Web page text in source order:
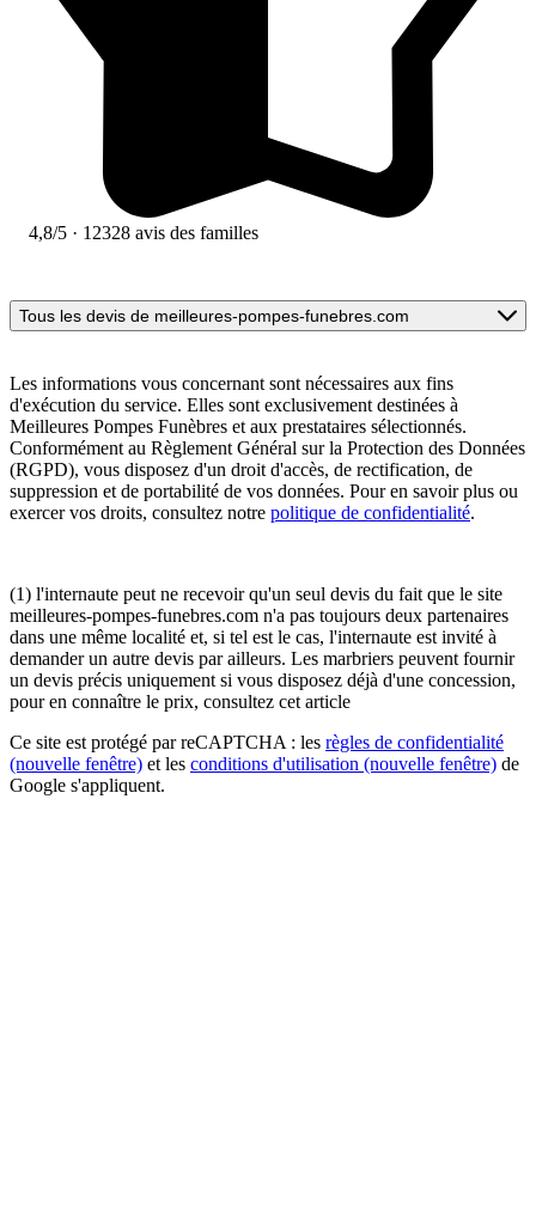
4,8/5 · 12328 avis des familles
Tous les devis de meilleures-pompes-funebres.com
Les informations vous concernant sont nécessaires aux fins
d'exécution du service. Elles sont exclusivement destinées à
Meilleures Pompes Funèbres et aux prestataires sélectionnés.
Conformément au Règlement Général sur la Protection des Données
(RGPD), vous disposez d'un droit d'accès, de rectification, de
suppression et de portabilité de vos données. Pour en savoir plus ou
exercer vos droits, consultez notre politique de confidentialité.
(1) l'internaute peut ne recevoir qu'un seul devis du fait que le site
meilleures-pompes-funebres.com n'a pas toujours deux partenaires
dans une même localité et, si tel est le cas, l'internaute est invité à
demander un autre devis par ailleurs. Les marbriers peuvent fournir
un devis précis uniquement si vous disposez déjà d'une concession,
pour en connaître le prix, consultez cet article
Ce site est protégé par reCAPTCHA : les règles de confidentialité
(nouvelle fenêtre) et les conditions d'utilisation (nouvelle fenêtre) de
Google s'appliquent.